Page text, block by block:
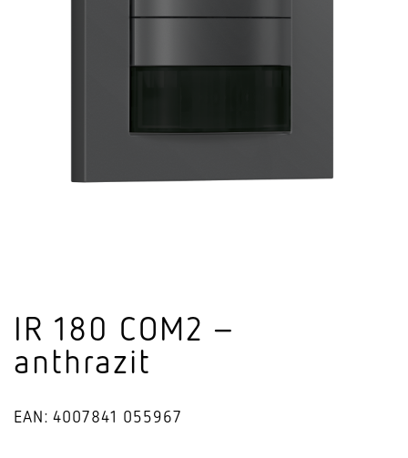
IR 180 COM2 –
anthrazit
EAN: 4007841 055967